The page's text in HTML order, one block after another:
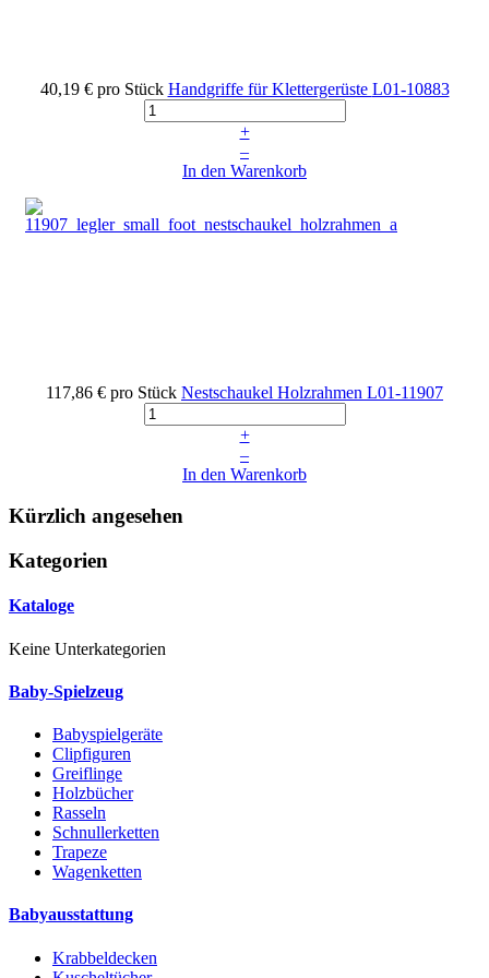
40,19 € pro Stück Handgriffe für Klettergerüste L01-10883
+
–
In den Warenkorb
117,86 € pro Stück Nestschaukel Holzrahmen L01-11907
+
–
In den Warenkorb
Kürzlich angesehen
Kategorien
Kataloge
Keine Unterkategorien
Baby-Spielzeug
Babyspielgeräte
Clipfiguren
Greiflinge
Holzbücher
Rasseln
Schnullerketten
Trapeze
Wagenketten
Babyausstattung
Krabbeldecken